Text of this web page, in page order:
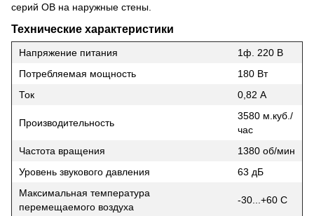
серий ОВ на наружные стены.
Технические характеристики
Напряжение питания
1ф. 220 В
Потребляемая мощность
180 Вт
Ток
0,82 А
Производительность
3580 м.куб./
час
Частота вращения
1380 об/мин
Уровень звукового давления
63 дБ
Максимальная температура
перемещаемого воздуха
-30...+60 С